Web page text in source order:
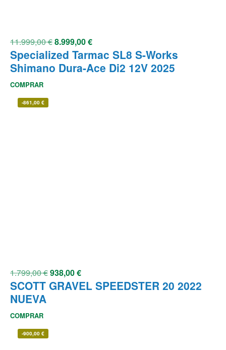
11.999,00€8.999,00€
Specialized Tarmac SL8 S-Works
Shimano Dura-Ace Di2 12V 2025
COMPRAR
-861,00 €
1.799,00€938,00€
SCOTT GRAVEL SPEEDSTER 20 2022
NUEVA
COMPRAR
-900,00 €